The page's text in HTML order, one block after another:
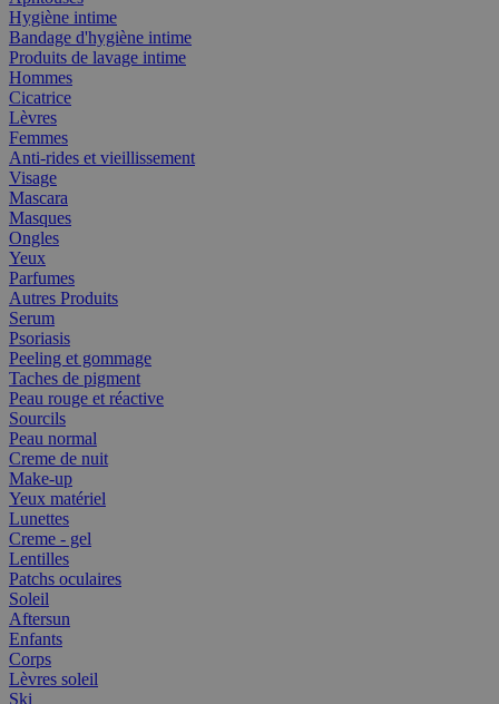
Hygiène intime
Bandage d'hygiène intime
Produits de lavage intime
Hommes
Cicatrice
Lèvres
Femmes
Anti-rides et vieillissement
Visage
Mascara
Masques
Ongles
Yeux
Parfumes
Autres Produits
Serum
Psoriasis
Peeling et gommage
Taches de pigment
Peau rouge et réactive
Sourcils
Peau normal
Creme de nuit
Make-up
Yeux matériel
Lunettes
Creme - gel
Lentilles
Patchs oculaires
Soleil
Aftersun
Enfants
Corps
Lèvres soleil
Ski